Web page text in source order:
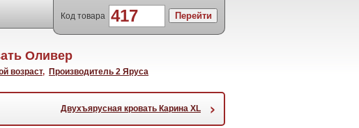
Код товара
Оливер
возраст, Производитель 2 Яруса
Двухъярусная кровать Карина XL ›